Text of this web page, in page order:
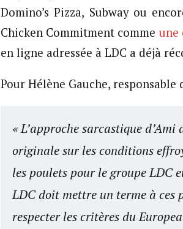
Domino’s Pizza, Subway ou
Chicken Commitment comme une
en ligne adressée à LDC a déjà
Pour Hélène Gauche,
« L’approche sarcastique
originale sur les conditions
les poulets pour le groupe LDC
LDC doit mettre un terme à ces
respecter les critères du